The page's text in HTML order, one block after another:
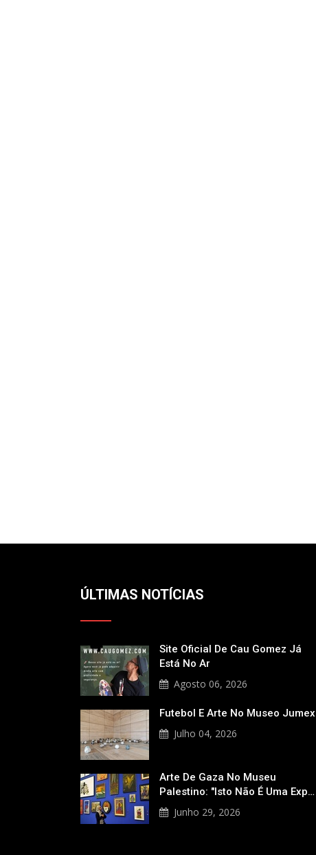
ÚLTIMAS NOTÍCIAS
Site Oficial De Cau Gomez Já
Está No Ar
Agosto 06, 2026
Futebol E Arte No Museo Jumex
Julho 04, 2026
Arte De Gaza No Museu
Palestino: "Isto Não É Uma Exp…
Junho 29, 2026